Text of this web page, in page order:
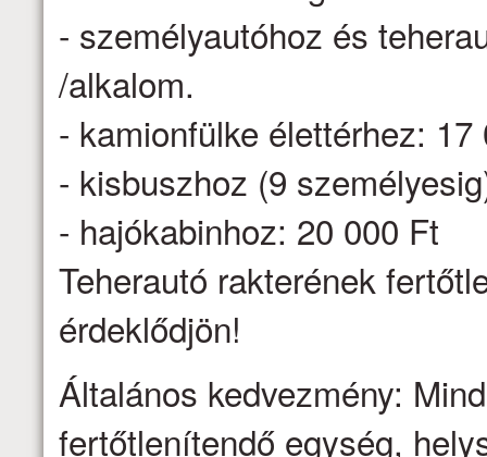
- személyautóhoz és
/alkalom.
- kamionfülke élettérhez: 17
- kisbuszhoz (9
- hajókabinhoz: 20 000 Ft
Teherautó rakterének
érdeklődjön!
Általános kedvezmény:
fertőtlenítendő egység,